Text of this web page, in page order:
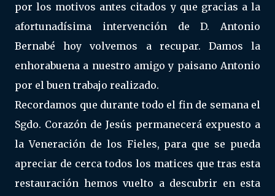
por los motivos antes citados y que gracias a la
afortunadísima intervención de D. Antonio
Bernabé hoy volvemos a recupar. Damos la
enhorabuena a nuestro amigo y paisano Antonio
por el buen trabajo realizado.
Recordamos que durante todo el fin de semana el
Sgdo. Corazón de Jesús permanecerá expuesto a
la Veneración de los Fieles, para que se pueda
apreciar de cerca todos los matices que tras esta
restauración hemos vuelto a descubrir en esta